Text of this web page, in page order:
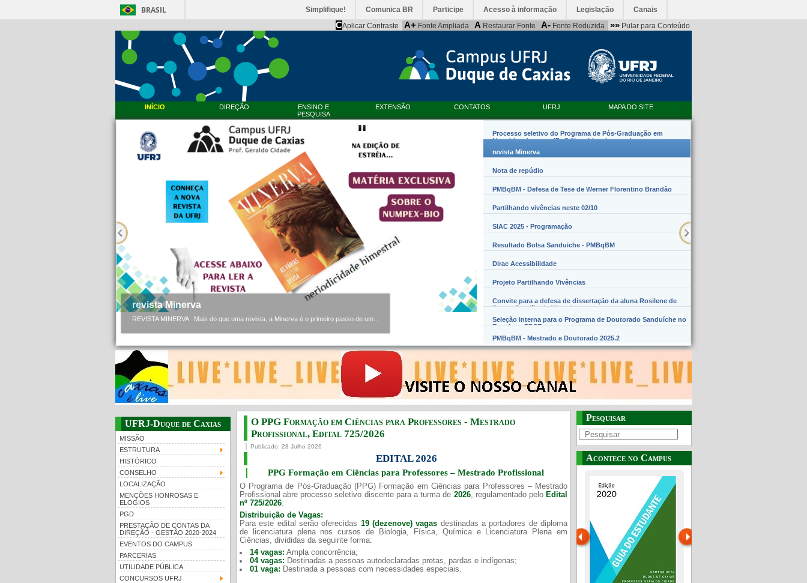
BRASIL Simplifique! Comunica BR Participe Acesso à informação Legislação Canais
CAplicar Contraste A+ Fonte Ampliada A Restaurar Fonte A- Fonte Reduzida »» Pular para Conteúdo
INÍCIO DIREÇÃO
ENSINO E
PESQUISA
EXTENSÃO CONTATOS UFRJ MAPA DO SITE
revista Minerva
REVISTA MINERVA Mais do que uma revista, a Minerva é o primeiro passo de um...
Processo seletivo do Programa de Pós-Graduação em
Nanobiossistemas (PpG Nanobiossistemas)
revista Minerva
Nota de repúdio
PMBqBM - Defesa de Tese de Werner Florentino Brandão
Partilhando vivências neste 02/10
SIAC 2025 - Programação
Resultado Bolsa Sanduiche - PMBqBM
Dirac Acessibilidade
Projeto Partilhando Vivências
Convite para a defesa de dissertação da aluna Rosilene de
Barros Damião de Miranda
Seleção interna para o Programa de Doutorado Sanduíche no
Exterior – PDSE
PMBqBM - Mestrado e Doutorado 2025.2
UFRJ-Duque de Caxias
MISSÃO
ESTRUTURA
HISTÓRICO
CONSELHO
LOCALIZAÇÃO
MENÇÕES HONROSAS E
ELOGIOS
PGD
PRESTAÇÃO DE CONTAS DA
DIREÇÃO - GESTÃO 2020-2024
EVENTOS DO CAMPUS
PARCERIAS
UTILIDADE PÚBLICA
CONCURSOS UFRJ
O PPG Formação em Ciências para Professores - Mestrado
Profissional, Edital ​725/202​6
Publicado: 28 Julho 2026
EDITAL 2026
PPG Formação em Ciências para Professores – Mestrado Profissional
O Programa de Pós-Graduação (PPG) Formação em Ciências para Professores – Mestrado
Profissional abre processo seletivo discente para a turma de 2026, regulamentado pelo Edital
nº 725/2026.
Distribuição de Vagas:
Para este edital serão oferecidas 19 (dezenove) vagas destinadas a portadores de diploma
de licenciatura plena nos cursos de Biologia, Física, Química e Licenciatura Plena em
Ciências, divididas da seguinte forma:
14 vagas: Ampla concorrência;
04 vagas: Destinadas a pessoas autodeclaradas pretas, pardas e indígenas;
01 vaga: Destinada a pessoas com necessidades especiais.
Pesquisar
Acontece no Campus